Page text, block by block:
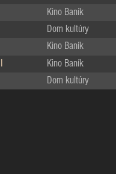
Kino Baník
Dom kultúry
Kino Baník
Kino Baník
Dom kultúry